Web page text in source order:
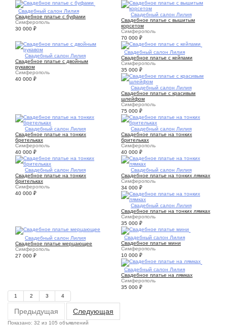
Свадебный салон Лилия
Свадебное платье с буфами
Симферополь
30 000 ₽
Свадебный салон Лилия
Свадебное платье с вышитым
корсетом
Симферополь
70 000 ₽
Свадебный салон Лилия
Свадебное платье с двойным
рукавом
Симферополь
40 000 ₽
Свадебный салон Лилия
Свадебное платье с кейпами
Симферополь
35 000 ₽
Свадебный салон Лилия
Свадебное платье с красивым
шлейфом
Симферополь
75 000 ₽
Свадебный салон Лилия
Свадебное платье на тонких
бретельках
Симферополь
40 000 ₽
Свадебный салон Лилия
Свадебное платье на тонких
брительках
Симферополь
40 000 ₽
Свадебный салон Лилия
Свадебное платье на тонких
брительках
Симферополь
40 000 ₽
Свадебный салон Лилия
Свадебное платье на тонких лямках
Симферополь
34 000 ₽
Свадебный салон Лилия
Свадебное платье на тонких лямках
Симферополь
35 000 ₽
Свадебный салон Лилия
Свадебное платье мерцающее
Симферополь
27 000 ₽
Свадебный салон Лилия
Свадебное платье мини
Симферополь
10 000 ₽
Свадебный салон Лилия
Свадебное платье на лямках
Симферополь
35 000 ₽
1
2 3 4
Предыдущая Следующая
Показано: 32 из 105 объявлений